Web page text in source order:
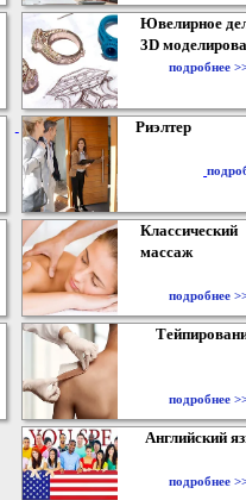
Ювелирное
3D
подробнее
Риэлтер
Классический
массаж
подробнее
подробнее
Английский
подробнее